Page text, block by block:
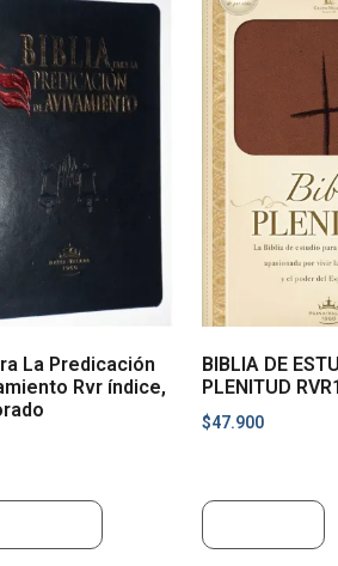
La Predicación
Rvr índice,
BIBLIA DE
PLENITUD
$47.900